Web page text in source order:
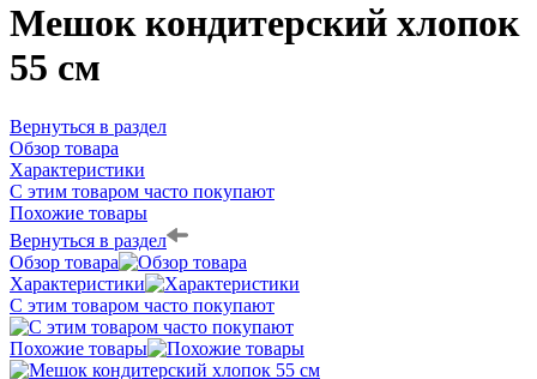
Мешок кондитерский хлопок
55 см
Вернуться в раздел
Обзор товара
Характеристики
С этим товаром часто покупают
Похожие товары
Вернуться в раздел
Обзор товара
Характеристики
С этим товаром часто покупают
Похожие товары